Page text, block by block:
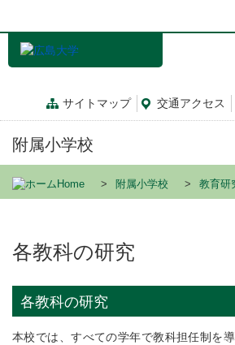
サイトマップ 交通アクセス
附属小学校
Home 附属小学校 教育研
各教科の研究
各教科の研究
本校では、すべての学年で教科担任制を